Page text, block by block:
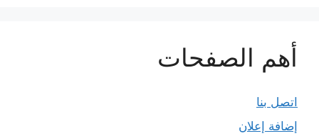
أهم الصفحات
اتصل بنا
إضافة إعلان